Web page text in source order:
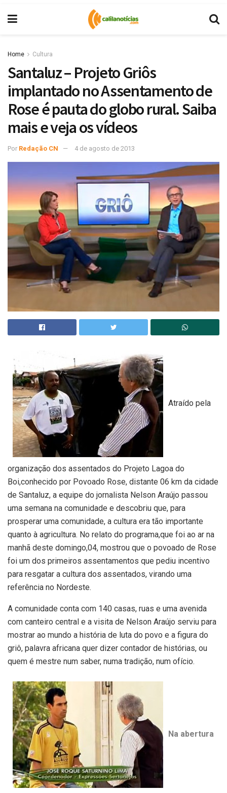
Home Cultura
Santaluz – Projeto Griôs
implantado no Assentamento de
Rose é pauta do globo rural. Saiba
mais e veja os vídeos
Por Redação CN 4 de agosto de 2013
Atraído pela
organização dos assentados do Projeto Lagoa do
Boi,conhecido por Povoado Rose, distante 06 km da cidade
de Santaluz, a equipe do jornalista Nelson Araújo passou
uma semana na comunidade e descobriu que, para
prosperar uma comunidade, a cultura era tão importante
quanto à agricultura. No relato do programa,que foi ao ar na
manhã deste domingo,04, mostrou que o povoado de Rose
foi um dos primeiros assentamentos que pediu incentivo
para resgatar a cultura dos assentados, virando uma
referência no Nordeste.
A comunidade conta com 140 casas, ruas e uma avenida
com canteiro central e a visita de Nelson Araújo serviu para
mostrar ao mundo a história de luta do povo e a figura do
griô, palavra africana quer dizer contador de histórias, ou
quem é mestre num saber, numa tradição, num ofício.
Na abertura